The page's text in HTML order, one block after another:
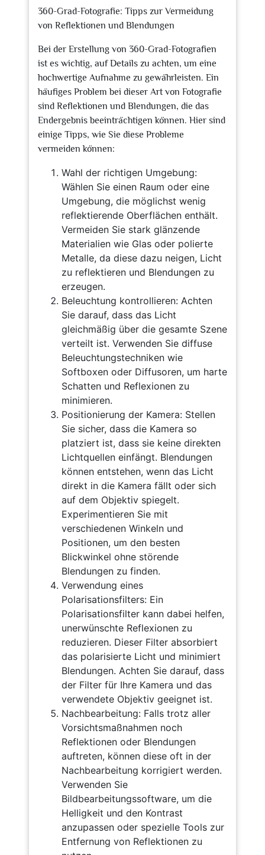
360-Grad-Fotografie: Tipps zur Vermeidung
von Reflektionen und Blendungen
Bei der Erstellung von 360-Grad-Fotografien
ist es wichtig, auf Details zu achten, um eine
hochwertige Aufnahme zu gewährleisten. Ein
häufiges Problem bei dieser Art von Fotografie
sind Reflektionen und Blendungen, die das
Endergebnis beeinträchtigen können. Hier sind
einige Tipps, wie Sie diese Probleme
vermeiden können:
Wahl der richtigen Umgebung:
Wählen Sie einen Raum oder eine
Umgebung, die möglichst wenig
reflektierende Oberflächen enthält.
Vermeiden Sie stark glänzende
Materialien wie Glas oder polierte
Metalle, da diese dazu neigen, Licht
zu reflektieren und Blendungen zu
erzeugen.
Beleuchtung kontrollieren: Achten
Sie darauf, dass das Licht
gleichmäßig über die gesamte Szene
verteilt ist. Verwenden Sie diffuse
Beleuchtungstechniken wie
Softboxen oder Diffusoren, um harte
Schatten und Reflexionen zu
minimieren.
Positionierung der Kamera: Stellen
Sie sicher, dass die Kamera so
platziert ist, dass sie keine direkten
Lichtquellen einfängt. Blendungen
können entstehen, wenn das Licht
direkt in die Kamera fällt oder sich
auf dem Objektiv spiegelt.
Experimentieren Sie mit
verschiedenen Winkeln und
Positionen, um den besten
Blickwinkel ohne störende
Blendungen zu finden.
Verwendung eines
Polarisationsfilters: Ein
Polarisationsfilter kann dabei helfen,
unerwünschte Reflexionen zu
reduzieren. Dieser Filter absorbiert
das polarisierte Licht und minimiert
Blendungen. Achten Sie darauf, dass
der Filter für Ihre Kamera und das
verwendete Objektiv geeignet ist.
Nachbearbeitung: Falls trotz aller
Vorsichtsmaßnahmen noch
Reflektionen oder Blendungen
auftreten, können diese oft in der
Nachbearbeitung korrigiert werden.
Verwenden Sie
Bildbearbeitungssoftware, um die
Helligkeit und den Kontrast
anzupassen oder spezielle Tools zur
Entfernung von Reflektionen zu